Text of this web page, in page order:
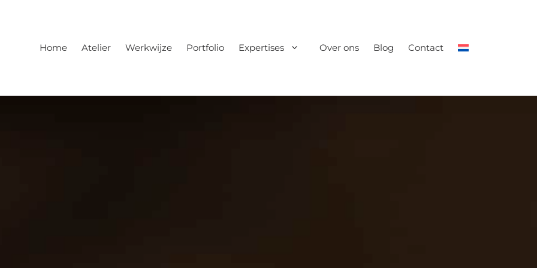
Home Atelier Werkwijze Portfolio Expertises Over ons Blog Contact